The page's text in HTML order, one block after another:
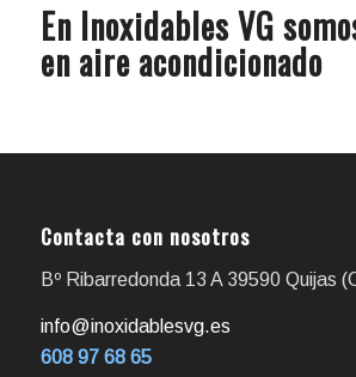
En Inoxidables VG
en aire acondicionado
Contacta con nosotros
Bº Ribarredonda 13 A 39590 Quijas
info@inoxidablesvg.es
608 97 68 65